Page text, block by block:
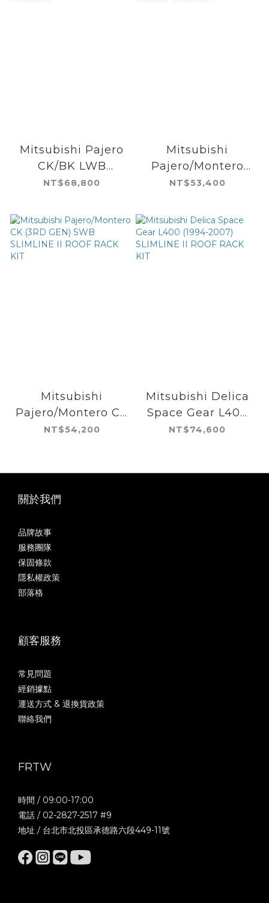
Mitsubishi Pajero
CK/BK LWB
SLIMLINE II ROOF
NT$68,800
Mitsubishi
Pajero/Montero
SWB (2ND GEN)
RACK KIT
NT$53,400
Mitsubishi
Pajero/Montero CK
(3RD GEN) SWB
NT$54,200
Mitsubishi Delica
Space Gear L400
(1994-2007)
NT$74,600
關於我們
品牌故事
服務團隊
保固條款
隱私權政策
部落格
顧客服務
常見問題
經銷據點
運送方式 & 退換貨政策
聯絡我們
FRTW
時間 / 09:00-17:00
電話 / 02-2827-2517 #9
地址 / 台北市北投區承德路六段449-11號